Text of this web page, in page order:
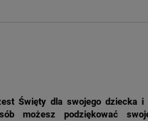
Święty dla swojego dziecka i
możesz podziękować